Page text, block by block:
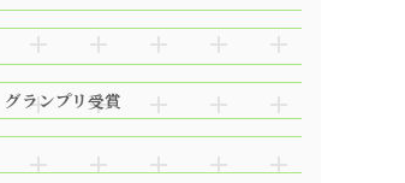
ランプリ受賞